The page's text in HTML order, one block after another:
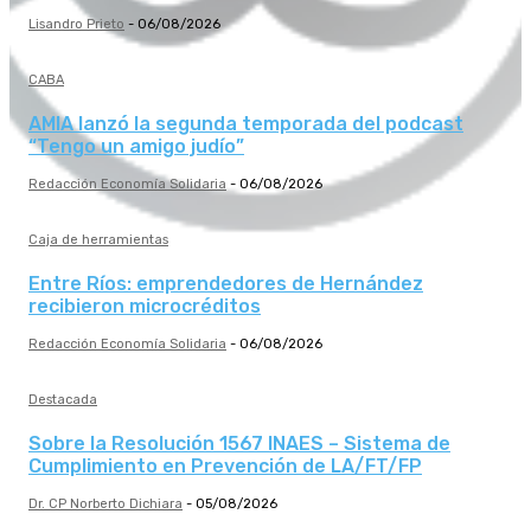
Lisandro Prieto - 06/08/2026
CABA
AMIA lanzó la segunda temporada del podcast
“Tengo un amigo judío”
Redacción Economía Solidaria - 06/08/2026
Caja de herramientas
Entre Ríos: emprendedores de Hernández
recibieron microcréditos
Redacción Economía Solidaria - 06/08/2026
Destacada
Sobre la Resolución 1567 INAES – Sistema de
Cumplimiento en Prevención de LA/FT/FP
Dr. CP Norberto Dichiara - 05/08/2026